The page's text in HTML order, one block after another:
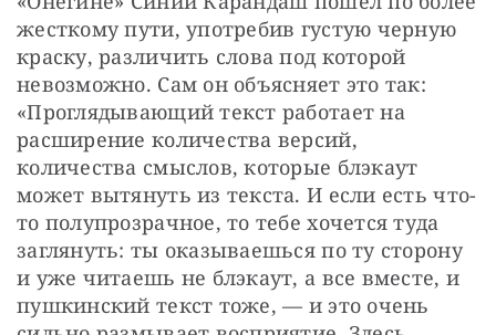
жесткому пути, употребив густую черную
краску, различить слова под которой
невозможно. Сам он объясняет это так:
«Проглядывающий текст работает на
расширение количества версий,
количества смыслов, которые блэкаут
может вытянуть из текста. И если есть что-
то полупрозрачное, то тебе хочется туда
заглянуть: ты оказываешься по ту сторону
и уже читаешь не блэкаут, а все вместе, и
пушкинский текст тоже, — и это очень